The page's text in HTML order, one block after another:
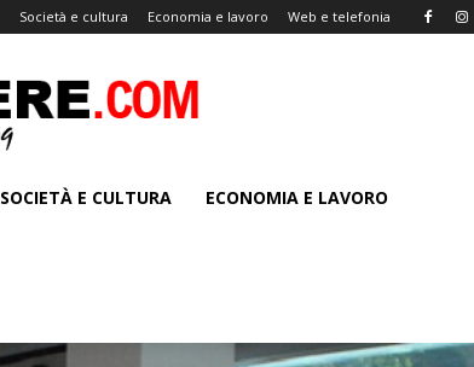
Società e cultura Economia e lavoro Web e telefonia
SOCIETÀ E CULTURA ECONOMIA E LAVORO